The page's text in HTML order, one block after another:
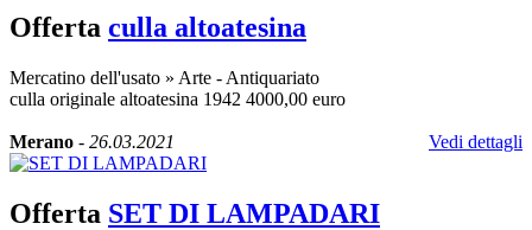
Offerta culla altoatesina
Mercatino dell'usato » Arte - Antiquariato
culla originale altoatesina 1942 4000,00 euro
Merano - 26.03.2021 Vedi dettagli
Offerta SET DI LAMPADARI